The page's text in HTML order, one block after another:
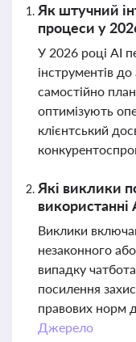
Як штучний
процеси у
У 2026 році AI
інструментів
самостійно
оптимізують
клієнтський
Які виклики
використанні
Виклики
незаконного
випадку
посилення
правових норм
Джерело